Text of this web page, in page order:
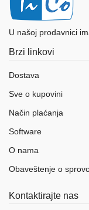
U našoj prodavnici
Brzi linkovi
Dostava
Sve o kupovini
Način plaćanja
Software
O nama
Obaveštenje o
Kontaktirajte nas